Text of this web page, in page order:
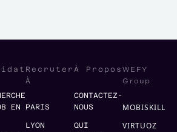
EN
Recruter
À
PARIS
LYON
À Propos
CONTACTEZ-
NOUS
QUI
WEFY
Group
MOBISKILL
VIRTUOZ